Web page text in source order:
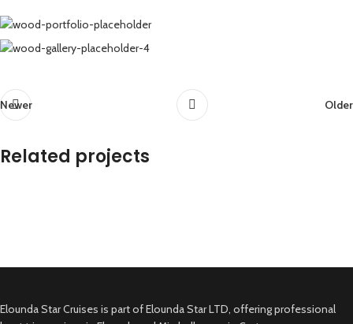
Newer Older
Related projects
Elounda Star Cruises is part of Elounda Star LTD, offering professional